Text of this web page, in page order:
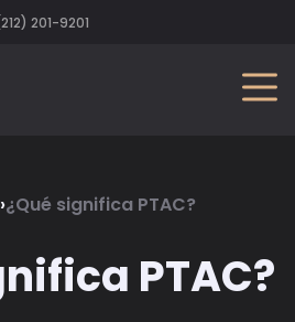
201-9201
›¿Qué significa PTAC?
PTAC?